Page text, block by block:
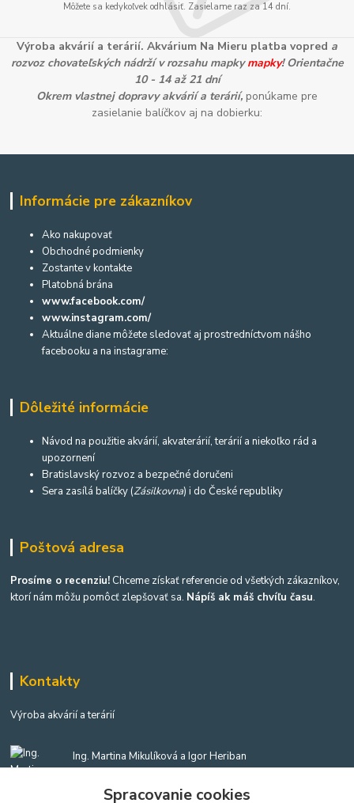
Môžete sa kedykoľvek odhlásiť. Zasielame raz za 14 dní.
Výroba akvárií a terárií. Akvárium Na Mieru platba vopred a
rozvoz chovateľských nádrží v rozsahu mapkymapky! Orientačne
10 - 14 až 21 dní
Okrem vlastnej dopravy akvárií a terárií, ponúkame pre
zasielanie balíčkov aj na dobierku:
Informácie pre zákazníkov
Ako nakupovať
Obchodné podmienky
Zostante v kontakte
Platobná brána
www.facebook.com/
www.instagram.com/
Aktuálne diane môžete sledovať aj prostredníctvom nášho
facebooku a na instagrame:
Dôležité informácie
Návod na použitie akvárií, akvaterárií, terárií a niekoľko rád a
upozornení
Bratislavský rozvoz a bezpečné doručeni
Sera zasílá balíčky (Zásilkovna) i do České republiky
Poštová adresa
Prosíme o recenziu! Chceme získať referencie od všetkých zákazníkov,
ktorí nám môžu pomôcť zlepšovať sa. Nápíš ak máš chvíľu času.
Kontakty
Výroba akvárií a terárií
Ing. Martina Mikulíková a Igor Heriban
+421903360646
(Po-Pia, 8-16 hod.)
Spracovanie cookies